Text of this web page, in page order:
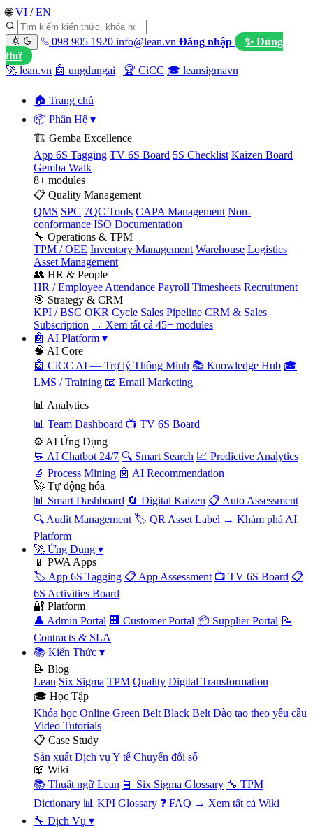
🌐 VI / EN
098 905 1920 info@lean.vn Đăng nhập
✨ Dùng
thử
🚀 lean.vn 🤖 ungdungai | 🏆 CiCC 🎓 leansigmavn
🏠 Trang chủ
📦 Phân Hệ ▾
🏗️ Gemba Excellence
App 6S Tagging TV 6S Board 5S Checklist Kaizen Board
Gemba Walk
8+ modules
📋 Quality Management
QMS SPC 7QC Tools CAPA Management Non-
conformance ISO Documentation
🔧 Operations & TPM
TPM / OEE Inventory Management Warehouse Logistics
Asset Management
👥 HR & People
HR / Employee Attendance Payroll Timesheets Recruitment
🎯 Strategy & CRM
KPI / BSC OKR Cycle Sales Pipeline CRM & Sales
Subscription → Xem tất cả 45+ modules
🤖 AI Platform ▾
🧠 AI Core
🤖 CiCC AI — Trợ lý Thông Minh 📚 Knowledge Hub 🎓
LMS / Training 📧 Email Marketing
📊 Analytics
📊 Team Dashboard 📺 TV 6S Board
⚙️ AI Ứng Dụng
💬 AI Chatbot 24/7 🔍 Smart Search 📈 Predictive Analytics
🔬 Process Mining 🤖 AI Recommendation
🚀 Tự động hóa
📊 Smart Dashboard 🔄 Digital Kaizen 📋 Auto Assessment
🔍 Audit Management 🏷️ QR Asset Label → Khám phá AI
Platform
🚀 Ứng Dụng ▾
📱 PWA Apps
🏷️ App 6S Tagging 📋 App Assessment 📺 TV 6S Board 📋
6S Activities Board
🔐 Platform
👤 Admin Portal 🏢 Customer Portal 📦 Supplier Portal 📝
Contracts & SLA
📚 Kiến Thức ▾
📝 Blog
Lean Six Sigma TPM Quality Digital Transformation
🎓 Học Tập
Khóa học Online Green Belt Black Belt Đào tạo theo yêu cầu
Video Tutorials
📋 Case Study
Sản xuất Dịch vụ Y tế Chuyển đổi số
📖 Wiki
📚 Thuật ngữ Lean 📘 Six Sigma Glossary 🔧 TPM
Dictionary 📊 KPI Glossary ❓ FAQ → Xem tất cả Wiki
🔧 Dịch Vụ ▾